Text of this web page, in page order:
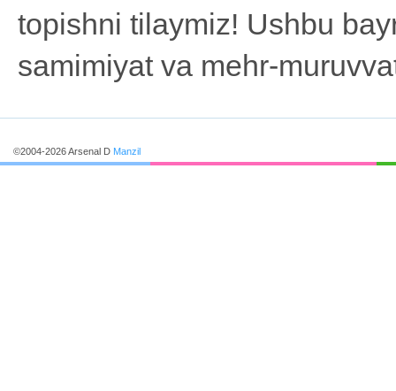
topishni tilaymiz! Ushbu
samimiyat va mehr-
©2004-2026 Arsenal D Manzil